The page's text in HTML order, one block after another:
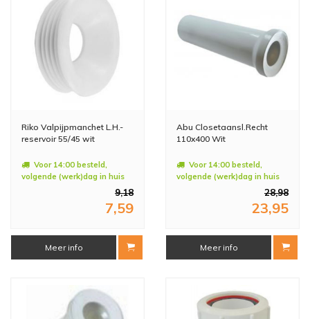
Riko Valpijpmanchet L.H.-
reservoir 55/45 wit
Voor 14:00 besteld,
volgende (werk)dag in huis
9,18
7,59
Meer info
Abu Closetaansl.Recht
110x400 Wit
Voor 14:00 besteld,
volgende (werk)dag in huis
28,98
23,95
Meer info